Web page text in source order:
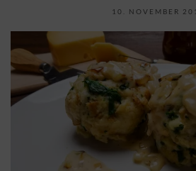
10. NOVEMBER